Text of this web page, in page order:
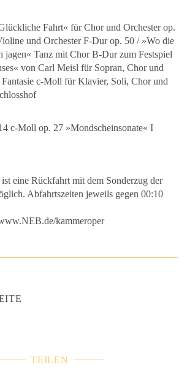
Fahrt« für Chor und Orchester op.
und Orchester F-Dur op. 50 / »Wo die
jagen« Tanz mit Chor B-Dur zum Festspiel
von Carl Meisl für Sopran, Chor und
c-Moll für Klavier, Soli, Chor und
c-Moll op. 27 »Mondscheinsonate« I
eine Rückfahrt mit dem Sonderzug der
Abfahrtszeiten jeweils gegen 00:10
kammeroper
TEILEN